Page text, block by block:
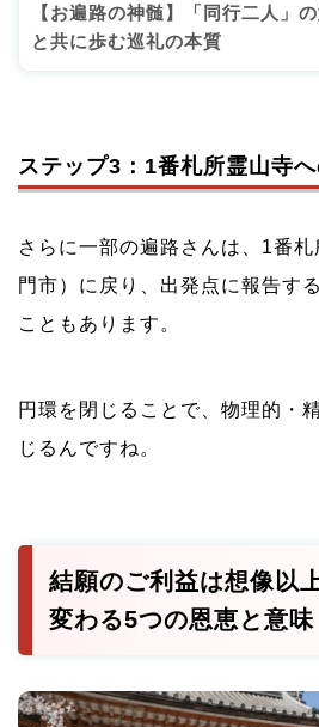
【お遍路の神髄】「同行二人」
と共に歩む巡礼の本質
ステップ3：1番札所霊山寺
さらに一部の遍路さんは、1番
門市）に戻り、出発点に報告する
こともあります。
円環を閉じることで、物理的・
じるんですね。
結願のご利益は想像以
変わる5つの恩恵と意味